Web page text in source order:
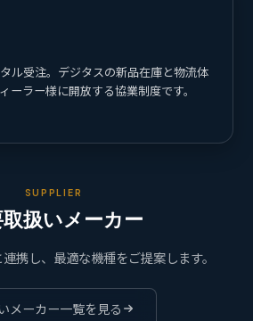
ル受注。デジタスの新品在庫と物流体
ーラー様に開放する協業制度です。
SUPPLIER
扱いメーカー
携し、最適な機種をご提案します。
メーカー一覧を見る